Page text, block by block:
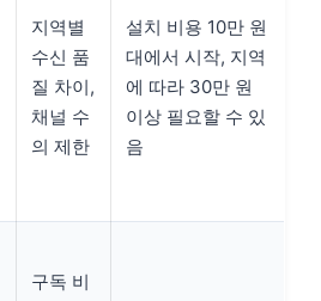
지역별
수신 품
질 차이,
채널 수
의 제한
설치 비용 10만 원
대에서 시작, 지역
에 따라 30만 원
이상 필요할 수 있
음
구독 비